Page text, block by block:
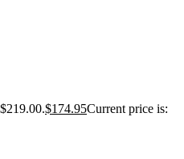
$174.95Current price is: